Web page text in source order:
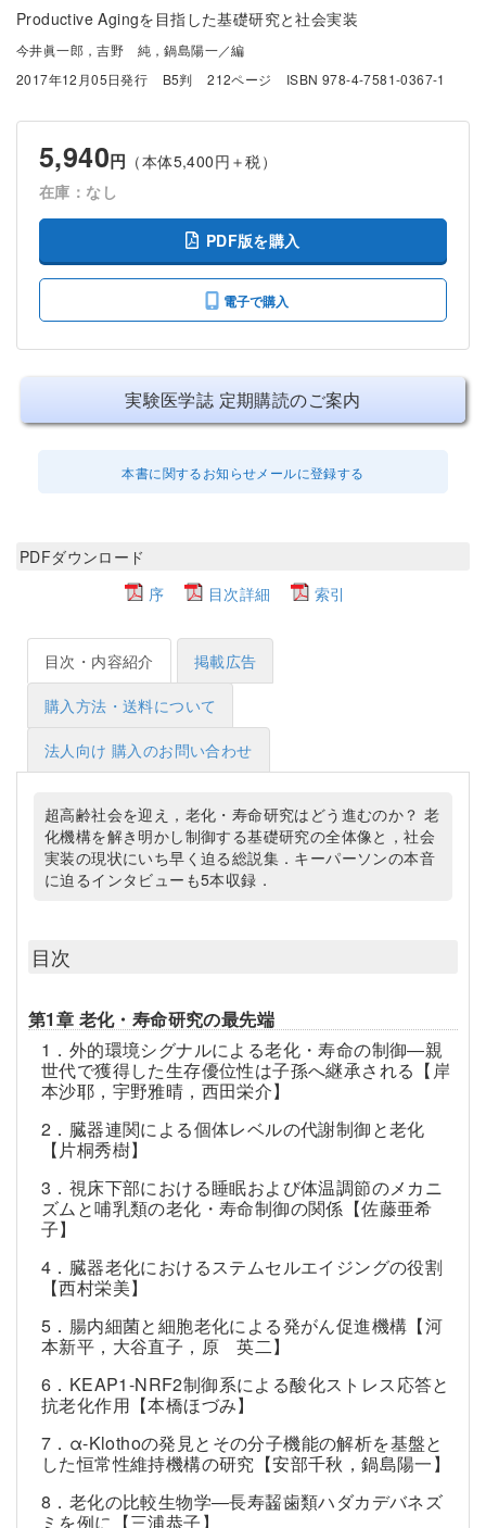
Productive Agingを目指した基礎研究と社会実装
今井眞一郎，吉野 純，鍋島陽一／編
2017年12月05日発行
B5判 212ページ ISBN 978-4-7581-0367-1
5,940円 （本体5,400円＋税）
在庫：なし
PDF版を購入
電子で購入
実験医学誌 定期購読のご案内
本書に関するお知らせメールに登録する
PDFダウンロード
序
目次詳細 索引
目次・内容紹介 掲載広告
購入方法・送料について
法人向け 購入のお問い合わせ
超高齢社会を迎え，老化・寿命研究はどう進むのか？ 老
化機構を解き明かし制御する基礎研究の全体像と，社会
実装の現状にいち早く迫る総説集．キーパーソンの本音
に迫るインタビューも5本収録．
目次
第1章 老化・寿命研究の最先端
1．外的環境シグナルによる老化・寿命の制御―親
世代で獲得した生存優位性は子孫へ継承される【岸
本沙耶，宇野雅晴，西田栄介】
2．臓器連関による個体レベルの代謝制御と老化
【片桐秀樹】
3．視床下部における睡眠および体温調節のメカニ
ズムと哺乳類の老化・寿命制御の関係【佐藤亜希
子】
4．臓器老化におけるステムセルエイジングの役割
【西村栄美】
5．腸内細菌と細胞老化による発がん促進機構【河
本新平，大谷直子，原 英二】
6．KEAP1-NRF2制御系による酸化ストレス応答と
抗老化作用【本橋ほづみ】
7．α-Klothoの発見とその分子機能の解析を基盤と
した恒常性維持機構の研究【安部千秋，鍋島陽一】
8．老化の比較生物学―長寿齧歯類ハダカデバネズ
ミを例に【三浦恭子】